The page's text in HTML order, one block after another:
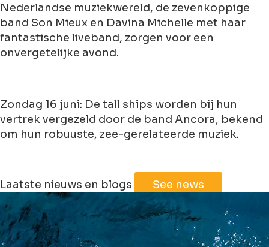
Nederlandse muziekwereld, de zevenkoppige
band Son Mieux en Davina Michelle met haar
fantastische liveband, zorgen voor een
onvergetelijke avond.
Zondag 16 juni: De tall ships worden bij hun
vertrek vergezeld door de band Ancora, bekend
om hun robuuste, zee-gerelateerde muziek.
+
−
Leaflet | ©JawgMaps©OpenStreetMap
Laatste nieuws en blogs See news